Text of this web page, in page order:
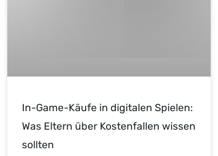
In-Game-Käufe in digitalen Spielen:
Was Eltern über Kostenfallen wissen
sollten